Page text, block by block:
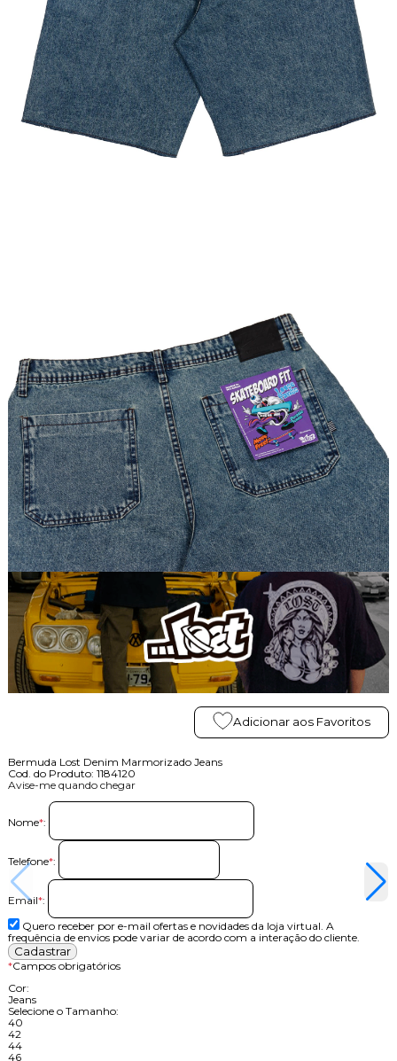
Adicionar aos Favoritos
Bermuda Lost Denim Marmorizado Jeans
Cod. do Produto: 1184120
Avise-me quando chegar
Nome*:
Telefone*:
Email*:
Quero receber por e-mail ofertas e novidades da loja virtual. A
frequência de envios pode variar de acordo com a interação do cliente.
*Campos obrigatórios
Cor:
Jeans
Selecione o Tamanho:
40
42
44
46